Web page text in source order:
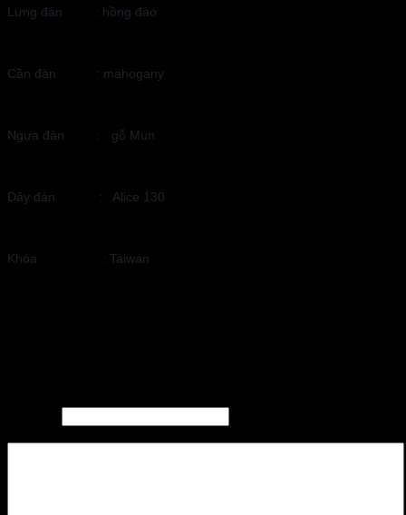
Lưng đàn : hồng đào
Cần đàn : mahogany
Ngựa đàn : gỗ Mun
Dây đàn : Alice 130
Khóa : Taiwan